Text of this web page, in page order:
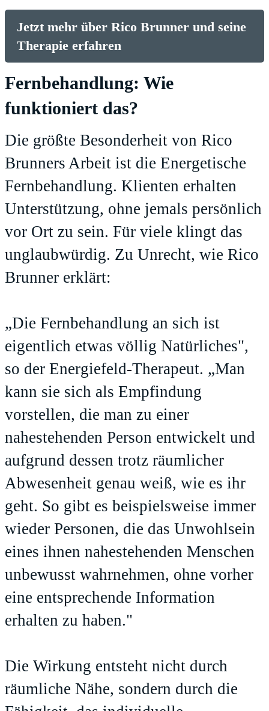
Jetzt mehr über Rico Brunner und seine
Therapie erfahren
Fernbehandlung: Wie
funktioniert das?
Die größte Besonderheit von Rico
Brunners Arbeit ist die Energetische
Fernbehandlung. Klienten erhalten
Unterstützung, ohne jemals persönlich
vor Ort zu sein. Für viele klingt das
unglaubwürdig. Zu Unrecht, wie Rico
Brunner erklärt:
„Die Fernbehandlung an sich ist
eigentlich etwas völlig Natürliches",
so der Energiefeld-Therapeut. „Man
kann sie sich als Empfindung
vorstellen, die man zu einer
nahestehenden Person entwickelt und
aufgrund dessen trotz räumlicher
Abwesenheit genau weiß, wie es ihr
geht. So gibt es beispielsweise immer
wieder Personen, die das Unwohlsein
eines ihnen nahestehenden Menschen
unbewusst wahrnehmen, ohne vorher
eine entsprechende Information
erhalten zu haben."
Die Wirkung entsteht nicht durch
räumliche Nähe, sondern durch die